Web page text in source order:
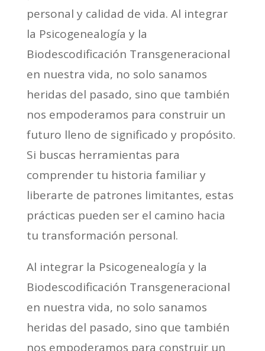
personal y calidad de vida. Al integrar
la Psicogenealogía y la
Biodescodificación Transgeneracional
en nuestra vida, no solo sanamos
heridas del pasado, sino que también
nos empoderamos para construir un
futuro lleno de significado y propósito.
Si buscas herramientas para
comprender tu historia familiar y
liberarte de patrones limitantes, estas
prácticas pueden ser el camino hacia
tu transformación personal.
Al integrar la Psicogenealogía y la
Biodescodificación Transgeneracional
en nuestra vida, no solo sanamos
heridas del pasado, sino que también
nos empoderamos para construir un